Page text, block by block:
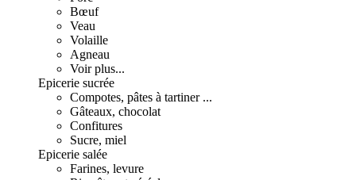
Bœuf
Veau
Volaille
Agneau
Voir plus...
Epicerie sucrée
Compotes, pâtes à tartiner ...
Gâteaux, chocolat
Confitures
Sucre, miel
Epicerie salée
Farines, levure